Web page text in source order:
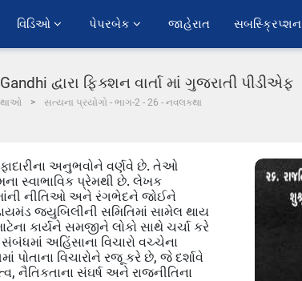
વિડિઓ પેપરબેક જાહેરાત સબસ્ક્રિપ્શન
દ્વારા ફિક્શન વાર્તા માં ગુજરાતી પીડીએફ
સત્યના પ્રયોગો - ભાગ-2 - 26 - નવલકથા
અનુભવોને વર્ણવે છે. તેઓ
સ્વાભાવિક પ્રેમથી છે. લેખક
નીતિઓ અને રંગભેદને જોઈને
જ્યુબિલીની સમિતિમાં સામેલ થાય
કાર્યને સમજીને લોકો સાથે ચર્ચા કરે
અહિંસાના વિચારો વચ્ચેના
પોતાના વિચારોને રજૂ કરે છે, જે દર્શાવે
સંઘર્ષ અને રાજનીતિના